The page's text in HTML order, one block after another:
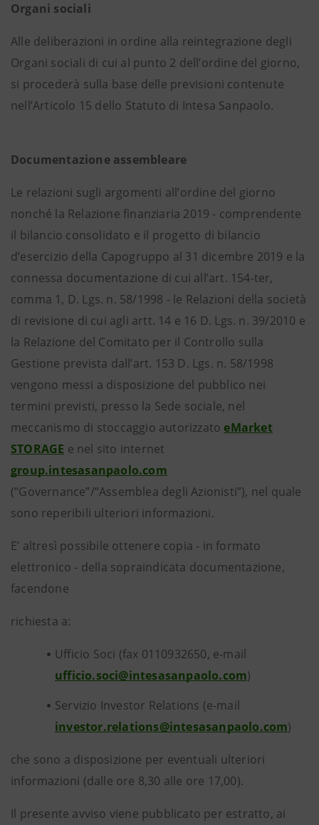
Organi sociali
Alle deliberazioni in ordine alla reintegrazione degli
Organi sociali di cui al punto 2 dell’ordine del giorno,
si procederà sulla base delle previsioni contenute
nell’Articolo 15 dello Statuto di Intesa Sanpaolo.
Documentazione assembleare
Le relazioni sugli argomenti all’ordine del giorno
nonché la Relazione finanziaria 2019 - comprendente
il bilancio consolidato e il progetto di bilancio
d’esercizio della Capogruppo al 31 dicembre 2019 e la
connessa documentazione di cui all’art. 154-ter,
comma 1, D. Lgs. n. 58/1998 - le Relazioni della società
di revisione di cui agli artt. 14 e 16 D. Lgs. n. 39/2010 e
la Relazione del Comitato per il Controllo sulla
Gestione prevista dall’art. 153 D. Lgs. n. 58/1998
vengono messi a disposizione del pubblico nei
termini previsti, presso la Sede sociale, nel
meccanismo di stoccaggio autorizzato eMarket
STORAGE e nel sito internet
group.intesasanpaolo.com
(“Governance”/“Assemblea degli Azionisti”), nel quale
sono reperibili ulteriori informazioni.
E’ altresì possibile ottenere copia - in formato
elettronico - della sopraindicata documentazione,
facendone
richiesta a:
Ufficio Soci (fax 0110932650, e-mail
ufficio.soci@intesasanpaolo.com)
Servizio Investor Relations (e-mail
investor.relations@intesasanpaolo.com)
che sono a disposizione per eventuali ulteriori
informazioni (dalle ore 8,30 alle ore 17,00).
Il presente avviso viene pubblicato per estratto, ai